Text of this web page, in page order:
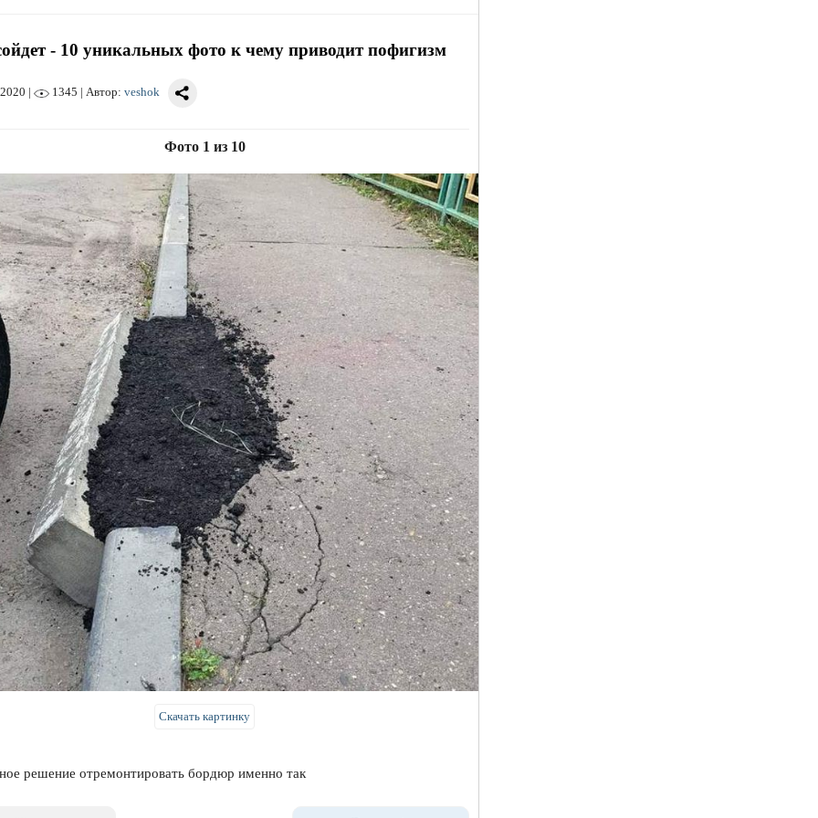
- 10 уникальных фото к чему приводит пофигизм
| 1345 | Автор: veshok
Фото 1 из 10
Скачать картинку
решение отремонтировать бордюр именно так